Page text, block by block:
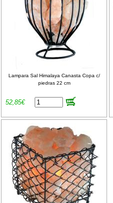
Lampara Sal Himalaya Canasta Copa c/
piedras 22 cm
52,85€